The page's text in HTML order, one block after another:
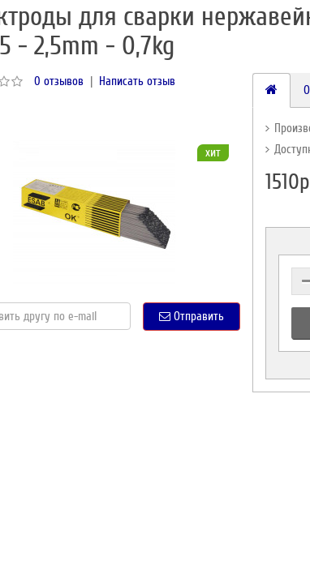
для сварки
- 2,5mm - 0,7kg
0 отзывов | Написать отзыв
хит
Отправить